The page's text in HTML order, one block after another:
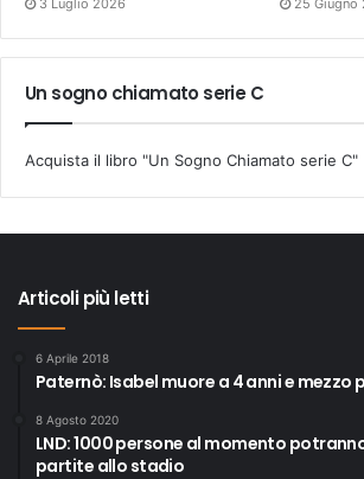
3 Luglio 2026 25 Giugno
Un sogno chiamato serie C
Acquista il libro "Un Sogno Chiamato serie C"
Articoli più letti
6 Aprile 2018
Paternò: Isabel muore a 4 anni e mezzo
8 Agosto 2020
LND: 1000 persone al momento
partite allo stadio